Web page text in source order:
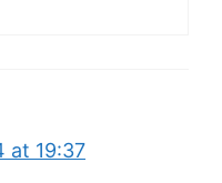
at 19:37